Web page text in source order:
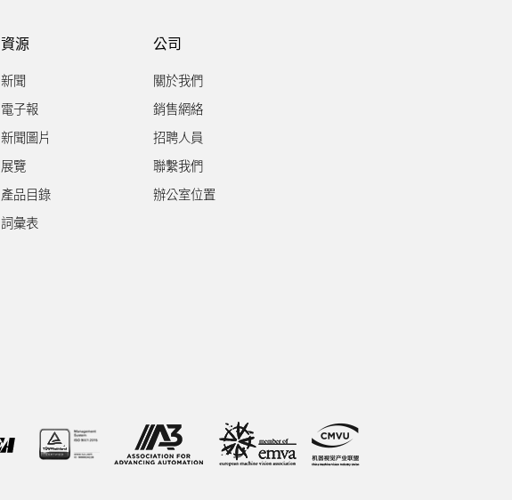
資源
新聞
電子報
新聞圖片
展覽
產品目錄
詞彙表
公司
關於我們
銷售網絡
招聘人員
聯繫我們
辦公室位置